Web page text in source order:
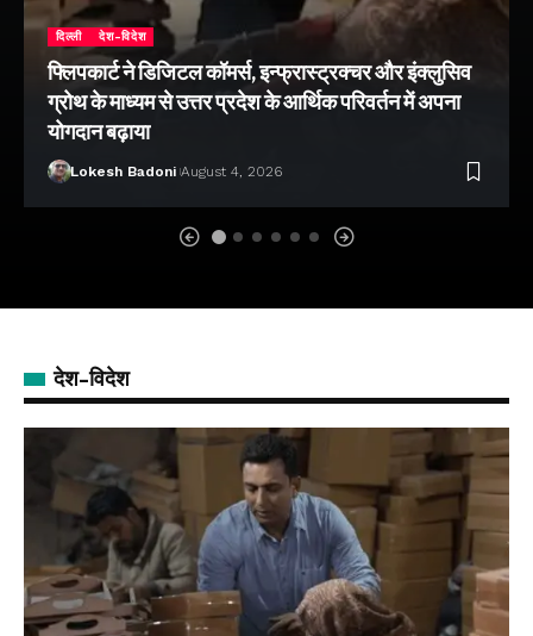
दिल्ली देश-विदेश
फ्लिपकार्ट ने डिजिटल कॉमर्स, इन्फ्रास्ट्रक्चर और इंक्लुसिव
ग्रोथ के माध्यम से उत्तर प्रदेश के आर्थिक परिवर्तन में अपना
योगदान बढ़ाया
Lokesh Badoni August 4, 2026
देश-विदेश